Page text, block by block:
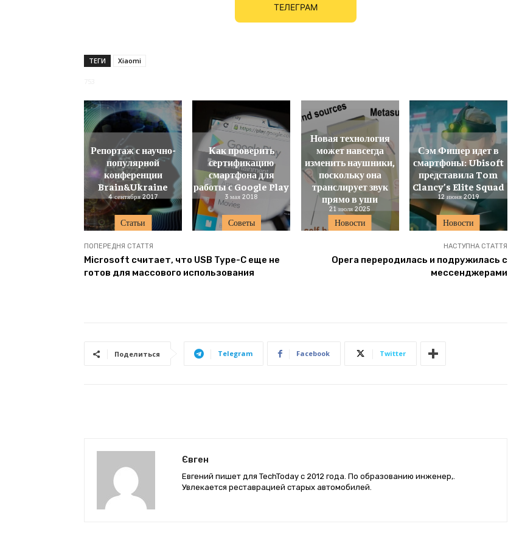
ТЕЛЕГРАМ
ТЕГИ Xiaomi
Статьи
Репортаж с научно-
популярной
конференции
Brain&Ukraine
4 сентября 2017
Советы
Как проверить
сертификацию
смартфона для
работы с Google Play
3 мая 2018
Новости
Новая технология
может навсегда
изменить наушники,
поскольку она
транслирует звук
прямо в уши
21 июля 2025
Новости
Сэм Фишер идет в
смартфоны: Ubisoft
представила Tom
Clancy’s Elite Squad
12 июня 2019
ПОПЕРЕДНЯ СТАТТЯ
Microsoft считает, что USB Type-C еще не
готов для массового использования
НАСТУПНА СТАТТЯ
Opera переродилась и подружилась с
мессенджерами
Поделиться Telegram Facebook Twitter
Євген
Евгений пишет для TechToday с 2012 года. По образованию инженер,.
Увлекается реставрацией старых автомобилей.